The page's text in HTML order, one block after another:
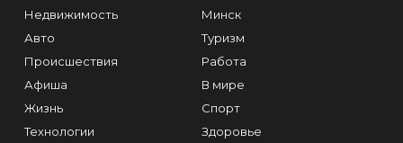
Недвижимость
Авто
Происшествия
Афиша
Жизнь
Технологии
Минск
Туризм
Работа
В мире
Спорт
Здоровье